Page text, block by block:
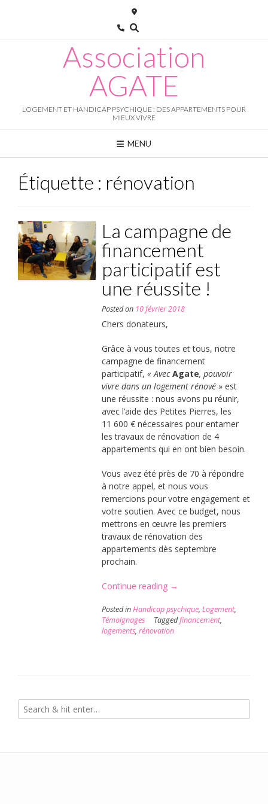
Association
AGATE
LOGEMENT ET HANDICAP PSYCHIQUE : DES APPARTEMENTS POUR
MIEUX VIVRE
MENU
Étiquette : rénovation
La campagne de
financement
participatif est
une réussite !
Posted on 10 février 2018
Chers donateurs,
Grâce à vous toutes et tous, notre
campagne de financement
participatif, « AvecAgate, pouvoir
vivre dans un logement rénové» est
une réussite : nous avons pu réunir,
avec l’aide des Petites Pierres, les
11 600 € nécessaires pour entamer
les travaux de rénovation de 4
appartements qui en ont bien besoin.
Vous avez été près de 70 à répondre
à notre appel, et nous vous
remercions pour votre engagement et
votre soutien. Avec ce budget, nous
mettrons en œuvre les premiers
travaux de rénovation des
appartements dès septembre
prochain.
Continue reading « La
de
financement
participatif
→
Posted inHandicap psychique, Logement,
Témoignages
Taggedfinancement,
logements, rénovation